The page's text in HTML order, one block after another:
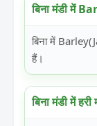
बिना मंडी में
बिना में
हैं।
बिना मंडी में